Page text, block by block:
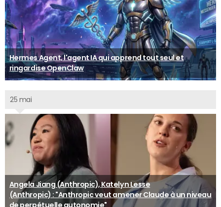
Hermes Agent, l'agent IA qui apprend tout seul et
ringardise OpenClaw
25 mai
Angela Jiang (Anthropic), Katelyn Lesse
(Anthropic) : "Anthropic veut amener Claude à un niveau
de perpétuelle autonomie"